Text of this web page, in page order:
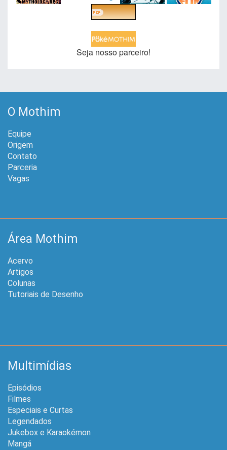
Seja nosso parceiro!
O Mothim
Equipe
Origem
Contato
Parceria
Vagas
Área Mothim
Acervo
Artigos
Colunas
Tutoriais de Desenho
Multimídias
Episódios
Filmes
Especiais e Curtas
Legendados
Jukebox e Karaokémon
Mangá